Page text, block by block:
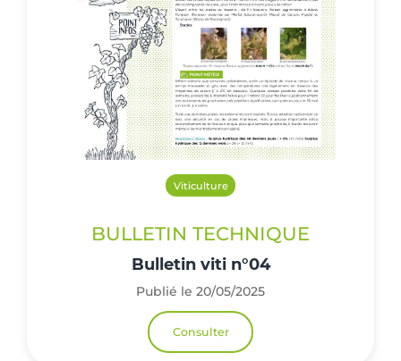
Viticulture
BULLETIN TECHNIQUE
Bulletin viti n°04
Publié le 20/05/2025
Consulter